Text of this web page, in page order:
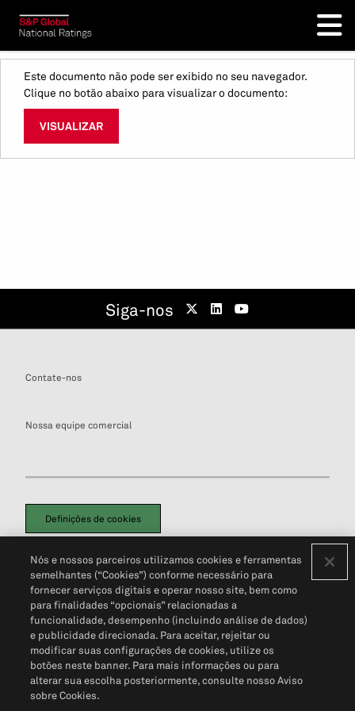
Este documento não pode ser exibido no seu navegador.
Clique no botão abaixo para visualizar o documento:
VISUALIZAR
Siga-nos
Contate-nos
Nossa equipe comercial
Definições de cookies
Política de PrivacidadePortal de privacidade do cliente (em inglês)
Não Venda Minhas Informações Pessoais© 2026 S&P Global
Nós e nossos parceiros utilizamos cookies e ferramentas
semelhantes (“Cookies”) conforme necessário para
fornecer serviços digitais e operar nosso site, bem como
para finalidades “opcionais” relacionadas a
funcionalidade, desempenho (incluindo análise de dados)
e publicidade direcionada. Para aceitar, rejeitar ou
modificar suas configurações de cookies, utilize os
botões neste banner. Para mais informações ou para
alterar sua escolha posteriormente, consulte nosso Aviso
sobre Cookies.